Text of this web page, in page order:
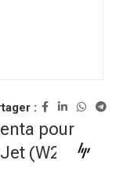
:
pour
(W2033A)